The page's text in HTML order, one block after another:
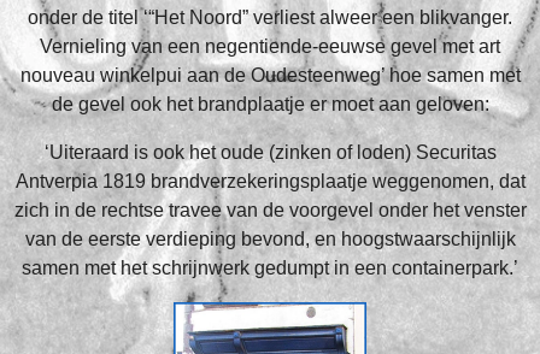
onder de titel ‘“Het Noord” verliest alweer een blikvanger.
Vernieling van een negentiende-eeuwse gevel met art
nouveau winkelpui aan de Oudesteenweg’ hoe samen met
de gevel ook het brandplaatje er moet aan geloven:
‘Uiteraard is ook het oude (zinken of loden) Securitas
Antverpia 1819 brandverzekeringsplaatje weggenomen, dat
zich in de rechtse travee van de voorgevel onder het venster
van de eerste verdieping bevond, en hoogstwaarschijnlijk
samen met het schrijnwerk gedumpt in een containerpark.’